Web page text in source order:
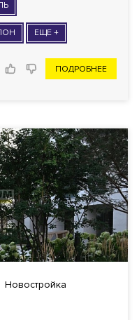
ЕЩЕ +
ПОДРОБНЕЕ
Новостройка